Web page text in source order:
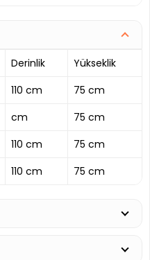
Derinlik
Yükseklik
110 cm
75 cm
cm
75 cm
110 cm
75 cm
110 cm 75 cm